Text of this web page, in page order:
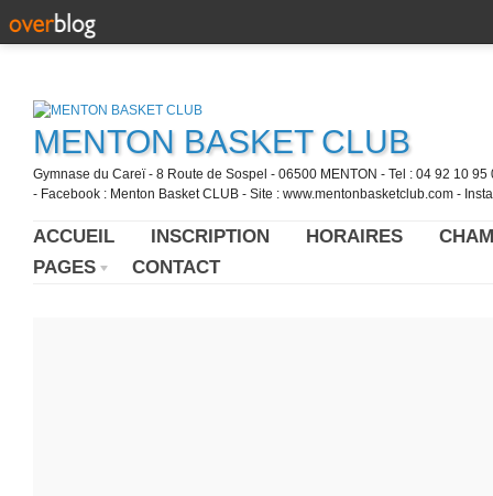
MENTON BASKET CLUB
Gymnase du Careï - 8 Route de Sospel - 06500 MENTON - Tel : 04 92 10
- Facebook : Menton Basket CLUB - Site : www.mentonbasketclub.com -
ACCUEIL INSCRIPTION HORAIRES
PAGES
CONTACT